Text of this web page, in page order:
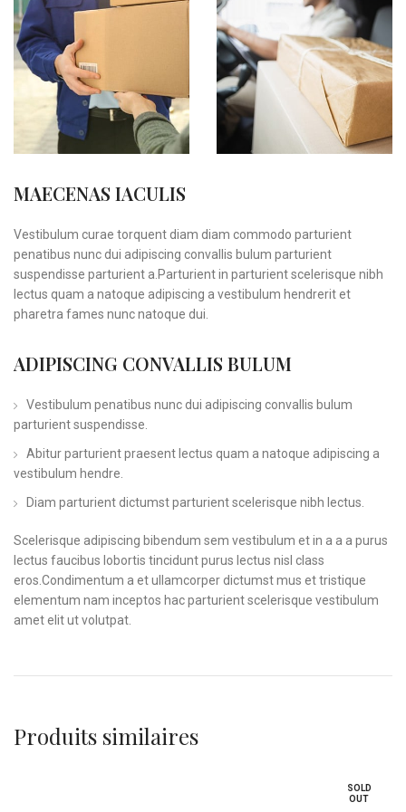
MAECENAS IACULIS
Vestibulum curae torquent diam diam commodo parturient
penatibus nunc dui adipiscing convallis bulum parturient
suspendisse parturient a.Parturient in parturient scelerisque nibh
lectus quam a natoque adipiscing a vestibulum hendrerit et
pharetra fames nunc natoque dui.
ADIPISCING CONVALLIS BULUM
Vestibulum penatibus nunc dui adipiscing convallis bulum
parturient suspendisse.
Abitur parturient praesent lectus quam a natoque adipiscing a
vestibulum hendre.
Diam parturient dictumst parturient scelerisque nibh lectus.
Scelerisque adipiscing bibendum sem vestibulum et in a a a purus
lectus faucibus lobortis tincidunt purus lectus nisl class
eros.Condimentum a et ullamcorper dictumst mus et tristique
elementum nam inceptos hac parturient scelerisque vestibulum
amet elit ut volutpat.
Produits similaires